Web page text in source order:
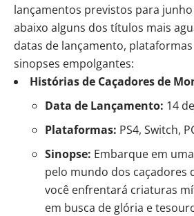
lançamentos previstos para junho
abaixo alguns dos títulos mais
datas de lançamento,
sinopses empolgantes:
Histórias de Caçadores de
Data de Lançamento: 14
Plataformas: PS4, Switch,
Sinopse: Embarque em
pelo mundo dos caçadores
você enfrentará criaturas
em busca de glória e